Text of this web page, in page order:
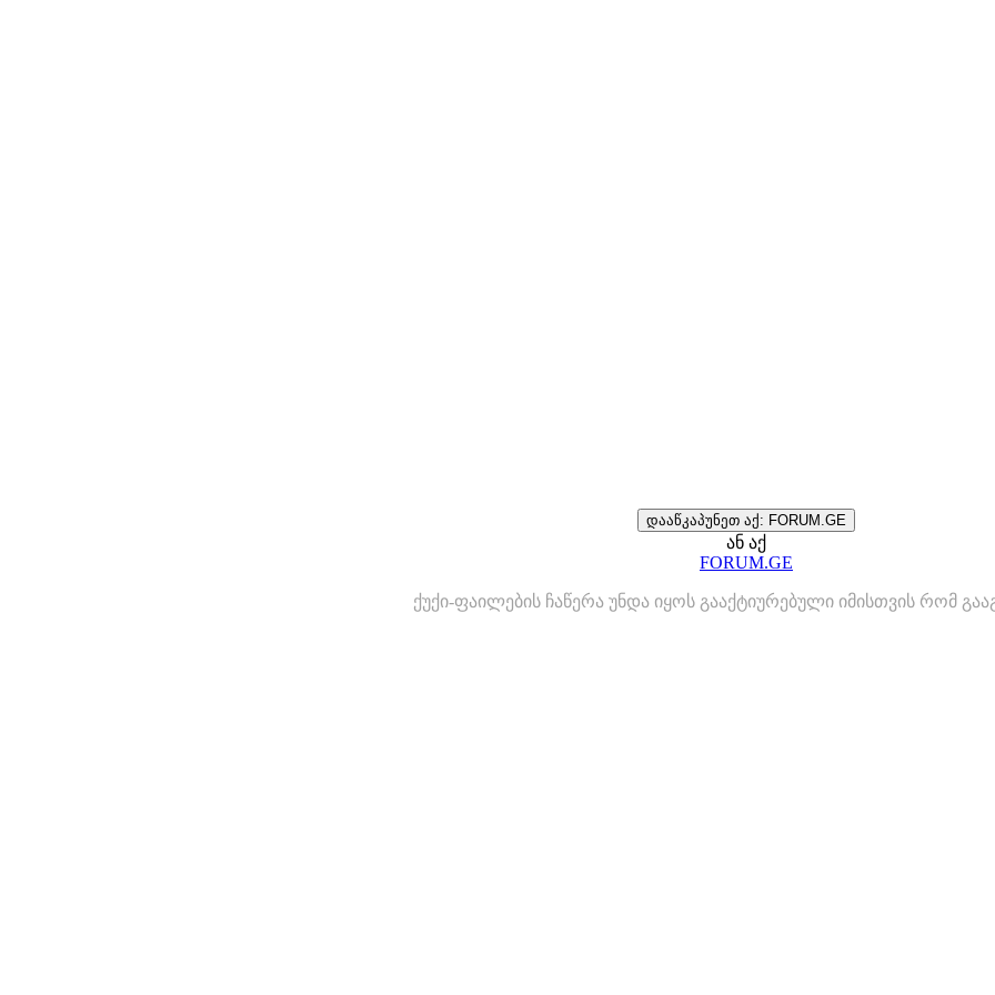
დააწკაპუნეთ აქ: FORUM.GE
ან აქ
FORUM.GE
ქუქი-ფაილების ჩაწერა უნდა იყოს გააქტიურებული იმისთვის რომ